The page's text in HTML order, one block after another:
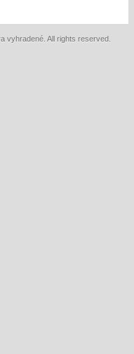
vyhradené. All rights reserved.